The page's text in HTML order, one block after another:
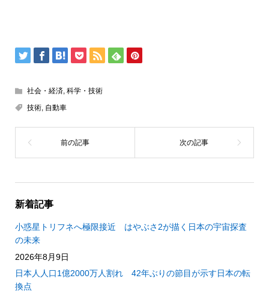
社会・経済, 科学・技術
技術, 自動車
新着記事
小惑星トリフネへ極限接近 はやぶさ2が描く日本の宇宙探査
の未来
2026年8月9日
日本人人口1億2000万人割れ 42年ぶりの節目が示す日本の転
換点